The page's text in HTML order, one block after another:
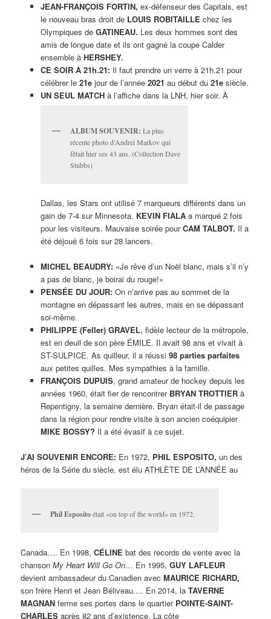
JEAN-FRANÇOIS FORTIN, ex-défenseur des Capitals, est
le nouveau bras droit de LOUIS ROBITAILLE chez les
Olympiques de GATINEAU. Les deux hommes sont des
amis de longue date et ils ont gagné la coupe Calder
ensemble à HERSHEY.
CE SOIR À 21h.21: Il faut prendre un verre à 21h.21 pour
célébrer le 21ejour de l’année 2021 au début du 21esiècle.
UN SEUL MATCH à l’affiche dans la LNH, hier soir. À
ALBUM SOUVENIR: La plus
récente photo d’Andrei Markov qui
fêtait hier ses 43 ans. (Collection Dave
Stubbs)
Dallas, les Stars ont utilisé 7 marqueurs différents dans un
gain de 7-4 sur Minnesota. KEVIN FIALAa marqué 2 fois
pour les visiteurs. Mauvaise soirée pourCAM TALBOT. Il a
été déjoué 6 fois sur 28 lancers.
MICHEL BEAUDRY: «Je rêve d’un Noël blanc, mais s’il n’y
a pas de blanc, je boirai du rouge!»
PENSÉE DU JOUR: On n’arrive pas au sommet de la
montagne en dépassant les autres, mais en se dépassant
soi-même.
PHILIPPE (Feller) GRAVEL, fidèle lecteur de la métropole,
est en deuil de son père ÉMILE. Il avait 98 ans et vivait à
ST-SULPICE. As quilleur, il a réussi 98 parties parfaites
aux petites quilles. Mes sympathies à la famille.
FRANÇOIS DUPUIS, grand amateur de hockey depuis les
années 1960, était fier de rencontrer BRYAN TROTTIERà
Repentigny, la semaine dernière. Bryan était-il de passage
dans la région pour rendre visite à son ancien coéquipier
MIKE BOSSY? Il a été évasif à ce sujet.
J’AI SOUVENIR ENCORE: En 1972, PHIL ESPOSITO, un des
héros de la Série du siècle, est élu ATHLÈTE DE L’ANNÉE au
Phil Espositoétait «on top of the world» en 1972.
Canada…. En 1998,CÉLINE bat des records de vente avec la
chansonMy Heart Will Go On… En 1995,GUY LAFLEUR
devient ambassadeur du Canadien avecMAURICE RICHARD,
son frère Henri et Jean Béliveau…. En 2014, laTAVERNE
MAGNAN ferme ses portes dans le quartier POINTE-SAINT-
CHARLES après 82 ans d’existence. La côte